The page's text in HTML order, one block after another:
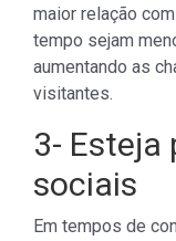
maior relação
tempo sejam
aumentando as
visitantes.
3- Esteja
sociais
Em tempos de